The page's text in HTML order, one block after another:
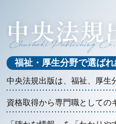
福祉・厚生分野で選ば
中央法規出版は、福祉、厚生
資格取得から専門職としての